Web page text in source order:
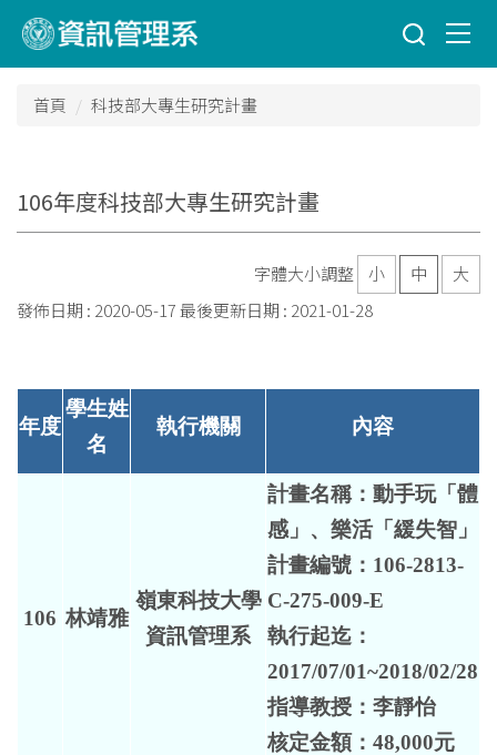
到
主
首頁 科技部大專生研究計畫
106年度科技部大專生研究計畫
字體大小調整 小 中
大
發佈日期 : 2020-05-17最後更新日期 : 2021-01-28
年度
學生姓
名
執行機關 內容
106 林靖雅
嶺東科技大學
資訊管理系
計畫名稱：動手玩「體
感」、樂活「緩失智」
計畫編號：106-2813-
C-275-009-E
執行起迄：
2017/07/01~2018/02/28
指導教授：李靜怡
核定金額：48,000元